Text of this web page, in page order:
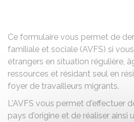
Ce formulaire vous permet de
familiale et sociale (AVFS) si
étrangers en situation régulière,
ressources et résidant seul en
foyer de travailleurs migrants.
L'AVFS vous permet d'effectuer
pays d'origine et de réaliser ainsi